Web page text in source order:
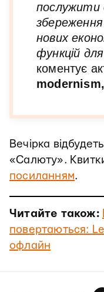
послужити
нових
функцій
коментує
modernism,
Вечірка
«Салюту».
посиланням.
Читайте також:
повертаються:
офлайн